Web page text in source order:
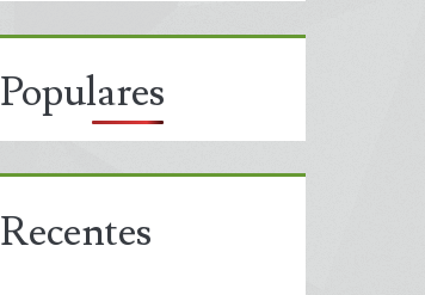
Populares
Recentes